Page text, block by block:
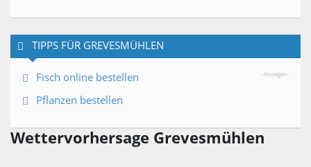
TIPPS FÜR GREVESMÜHLEN
-Anzeigen-
Fisch online bestellen
Pflanzen bestellen
Wettervorhersage Grevesmühlen